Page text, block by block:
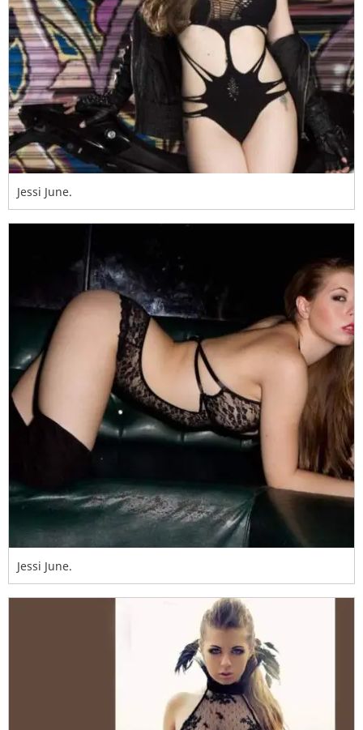
Jessi June.
Jessi June.